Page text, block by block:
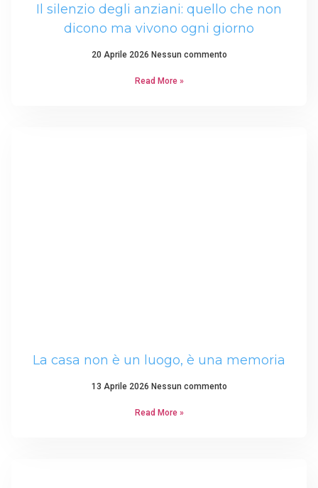
Il silenzio degli anziani: quello che non
dicono ma vivono ogni giorno
20 Aprile 2026 Nessun commento
Read More »
La casa non è un luogo, è una memoria
13 Aprile 2026 Nessun commento
Read More »